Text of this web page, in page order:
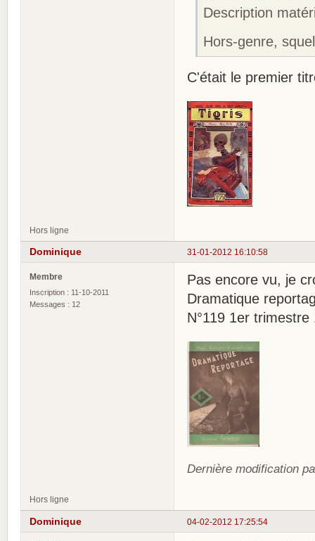
Description
Hors-genre,
C'était le premier
Hors ligne
31-01-2012 16:10:58
Dominique
Membre
Inscription : 11-10-2011
Messages : 12
Pas encore vu, je
Dramatique
N°119 1er trimestre
Dernière modification
Hors ligne
04-02-2012 17:25:54
Dominique